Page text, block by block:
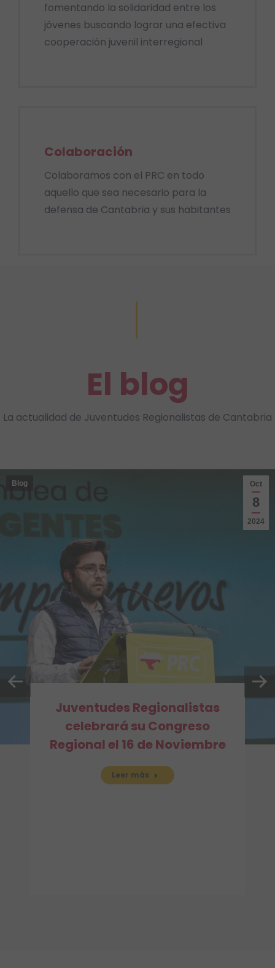
fomentando la solidaridad entre los
jóvenes buscando lograr una efectiva
cooperación juvenil interregional
Colaboración
Colaboramos con el PRC en todo
aquello que sea necesario para la
defensa de Cantabria y sus habitantes
El blog
La actualidad de Juventudes Regionalistas de Cantabria
Oct
8
2024
Blog
Juventudes Regionalistas
celebrará su Congreso
Regional el 16 de Noviembre
Leer más